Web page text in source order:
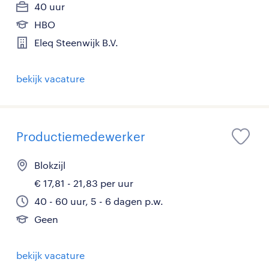
40 uur
HBO
Eleq Steenwijk B.V.
bekijk vacature
Productiemedewerker
Blokzijl
€ 17,81 - 21,83 per uur
40 - 60 uur, 5 - 6 dagen p.w.
Geen
bekijk vacature